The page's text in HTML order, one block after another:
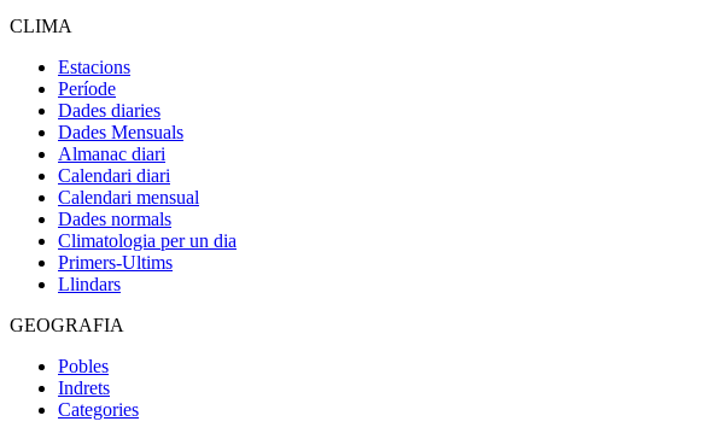
CLIMA
Estacions
Període
Dades diaries
Dades Mensuals
Almanac diari
Calendari diari
Calendari mensual
Dades normals
Climatologia per un dia
Primers-Ultims
Llindars
GEOGRAFIA
Pobles
Indrets
Categories